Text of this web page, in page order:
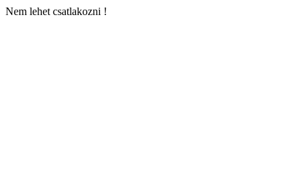
Nem lehet csatlakozni !